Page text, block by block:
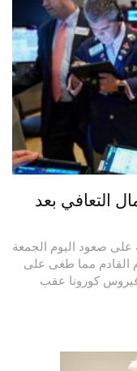
التعافي بعد
على صعود اليوم الجمعة
القادم مما طغى على
كورونا عقب